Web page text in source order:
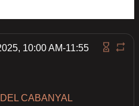
10:00 AM-11:55
CABANYAL